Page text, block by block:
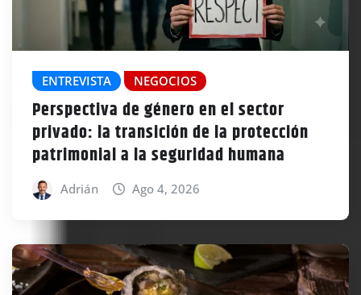
ENTREVISTA NEGOCIOS
Perspectiva de género en el sector
privado: la transición de la protección
patrimonial a la seguridad humana
Adrián Ago 4, 2026